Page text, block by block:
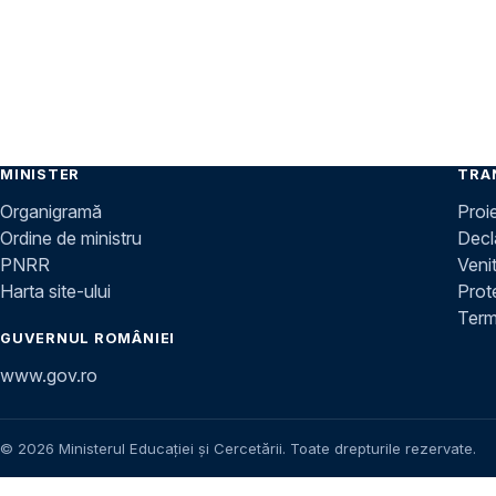
MINISTER
Organigramă
Ordine de ministru
PNRR
Harta site-ului
GUVERNUL ROMÂNIEI
www.gov.ro
© 2026 Ministerul Educației și Cercetării. Toate drepturile rezervate.